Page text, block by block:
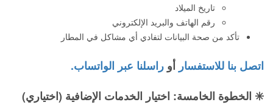
تاريخ الميلاد
رقم الهاتف والبريد الإلكتروني
تأكد من صحة البيانات لتفادي أي مشاكل في المطار
اتصل بنا للاستفسار أو راسلنا عبر الواتساب.
✳️ الخطوة الخامسة: اختيار الخدمات الإضافية (اختياري)